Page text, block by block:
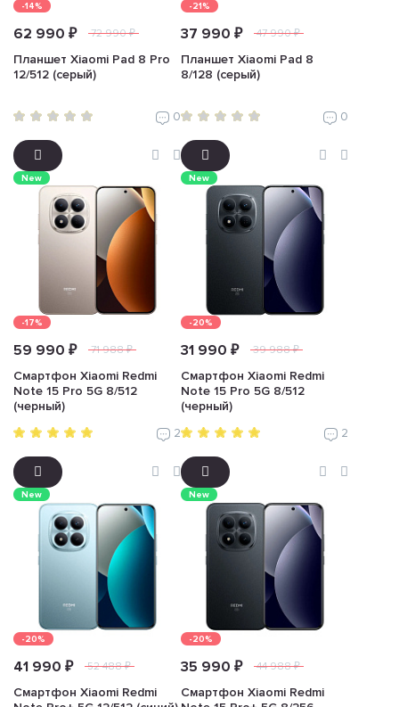
-14%
62 990 ₽ 72 990 ₽
Планшет Xiaomi Pad 8 Pro
12/512 (серый)
0
-21%
37 990 ₽ 47 990 ₽
Планшет Xiaomi Pad 8
8/128 (серый)
0
New
-17%
59 990 ₽ 71 988 ₽
Смартфон Xiaomi Redmi
Note 15 Pro 5G 8/512
(черный)
2
New
-20%
31 990 ₽ 39 988 ₽
Смартфон Xiaomi Redmi
Note 15 Pro 5G 8/512
(черный)
2
New
-20%
41 990 ₽ 52 488 ₽
Смартфон Xiaomi Redmi
New
-20%
35 990 ₽ 44 988 ₽
Смартфон Xiaomi Redmi